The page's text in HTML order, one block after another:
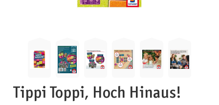
Tippi Toppi, Hoch Hinaus!